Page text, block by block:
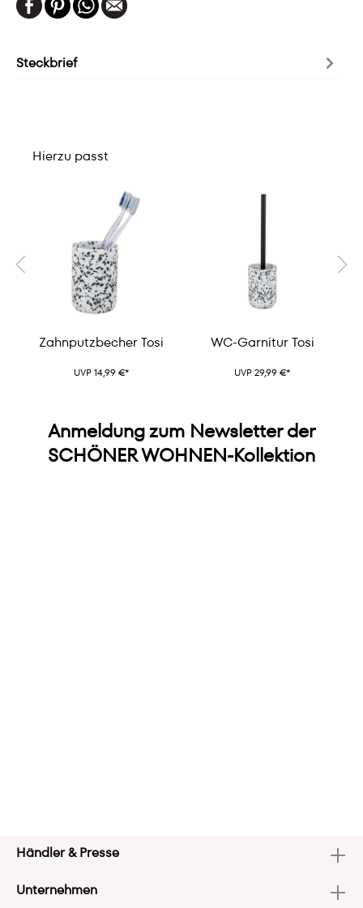
Steckbrief
Hierzu passt
Zahnputzbecher Tosi
UVP 14,99 €*
WC-Garnitur Tosi
UVP 29,99 €*
Anmeldung zum Newsletter der
SCHÖNER WOHNEN-Kollektion
Händler & Presse
Unternehmen